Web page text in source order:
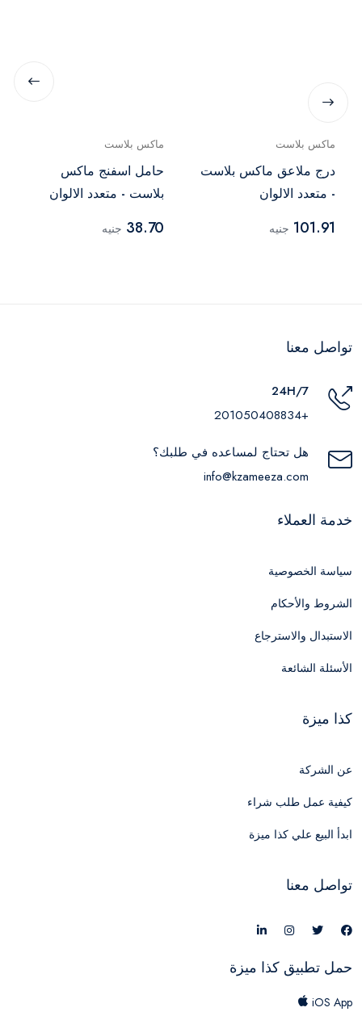
ماكس بلاست
درج ملاعق ماكس بلاست
- متعدد الالوان
101.91 جنيه
ماكس بلاست
حامل اسفنج ماكس
بلاست - متعدد الالوان
38.70 جنيه
تواصل معنا
24H/7
+201050408834
هل تحتاج لمساعده في طلبك؟
info@kzameeza.com
خدمة العملاء
سياسة الخصوصية
الشروط والأحكام
الاستبدال والاسترجاع
الأسئلة الشائعة
كذا ميزة
عن الشركة
كيفية عمل طلب شراء
ابدأ البيع علي كذا ميزة
تواصل معنا
حمل تطبيق كذا ميزة
iOS App